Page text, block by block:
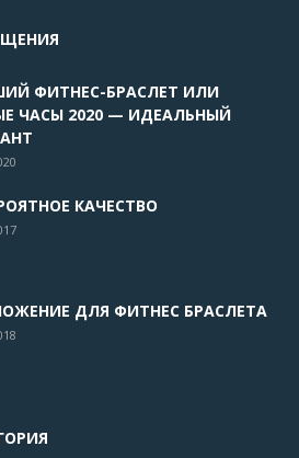
ФИТНЕС-БРАСЛЕТ ИЛИ
ЧАСЫ 2020 — ИДЕАЛЬНЫЙ
КАЧЕСТВО
ДЛЯ ФИТНЕС БРАСЛЕТА